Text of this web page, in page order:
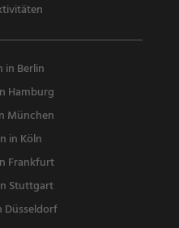
in Berlin
Hamburg
München
in Köln
Frankfurt
Stuttgart